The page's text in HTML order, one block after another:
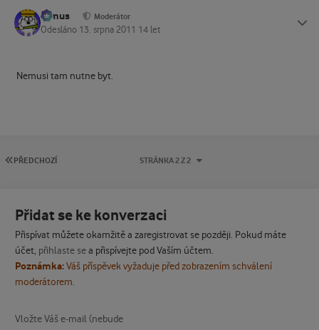
tomus Moderátor
Odesláno 13. srpna 2011 14 let
Nemusi tam nutne byt.
PRVNÍ STRÁNKA
PŘEDCHOZÍ STRÁNKA 2 Z 2
Přidat se ke konverzaci
Přispívat můžete okamžitě a zaregistrovat se později. Pokud máte
účet, přihlaste sea přispívejte pod Vaším účtem.
Poznámka:Váš příspěvek vyžaduje před zobrazením schválení
moderátorem.